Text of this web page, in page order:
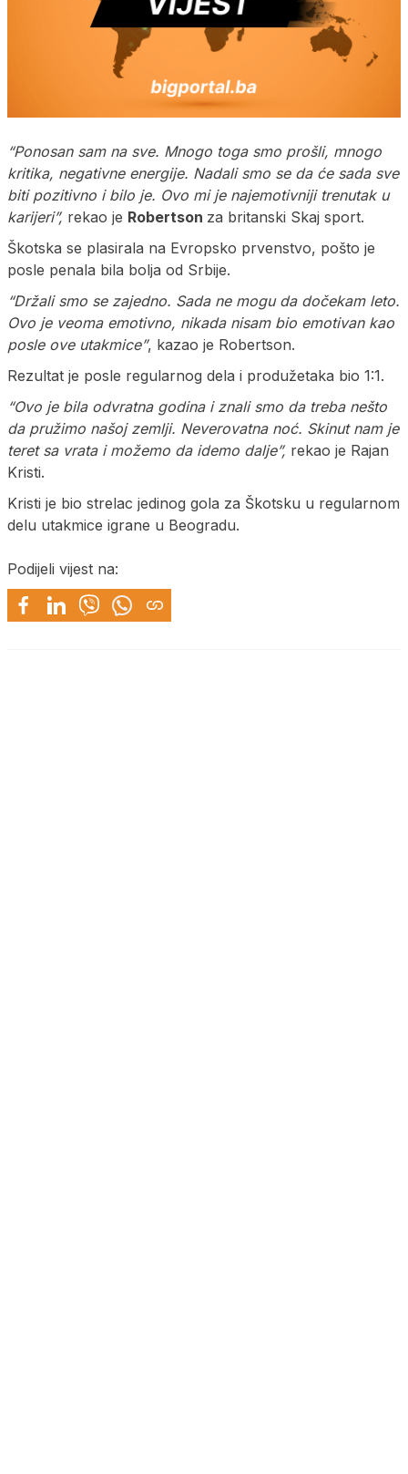
“Ponosan sam na sve. Mnogo toga smo prošli, mnogo
kritika, negativne energije. Nadali smo se da će sada sve
biti pozitivno i bilo je. Ovo mi je najemotivniji trenutak u
karijeri”, rekao je Robertson za britanski Skaj sport.
Škotska se plasirala na Evropsko prvenstvo, pošto je
posle penala bila bolja od Srbije.
“Držali smo se zajedno. Sada ne mogu da dočekam leto.
Ovo je veoma emotivno, nikada nisam bio emotivan kao
posle ove utakmice”, kazao je Robertson.
Rezultat je posle regularnog dela i produžetaka bio 1:1.
“Ovo je bila odvratna godina i znali smo da treba nešto
da pružimo našoj zemlji. Neverovatna noć. Skinut nam je
teret sa vrata i možemo da idemo dalje”, rekao je Rajan
Kristi.
Kristi je bio strelac jedinog gola za Škotsku u regularnom
delu utakmice igrane u Beogradu.
Podijeli vijest na: